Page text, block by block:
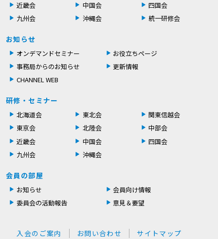
近畿会
中国会
四国会
九州会
沖縄会 統一研修会
お知らせ
オンデマンドセミナー
お役立ちページ
事務局からのお知らせ
更新情報
CHANNEL WEB
研修・セミナー
北海道会 東北会
関東信越会
東京会
北陸会
中部会
近畿会
中国会
四国会
九州会
沖縄会
会員の部屋
お知らせ
会員向け情報
委員会の活動報告
意見＆要望
入会のご案内 お問い合わせ サイトマップ